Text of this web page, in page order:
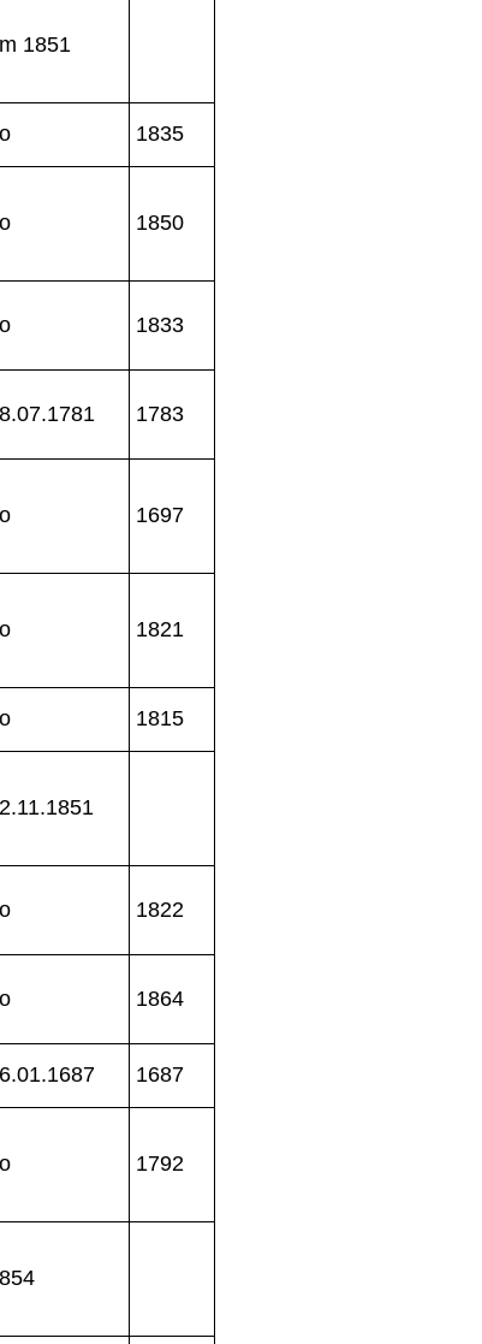
1851
1835
1850
1833
1783
1697
1821
1815
1822
1864
1687
1792